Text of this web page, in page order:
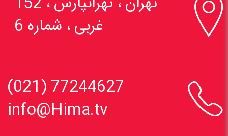

غربی ، شماره 6

77244627 (021)
info@Hima.tv